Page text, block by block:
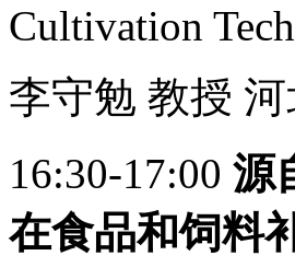
Cultivation
李守勉 教授
16:30-17:00 源
在食品和饲料